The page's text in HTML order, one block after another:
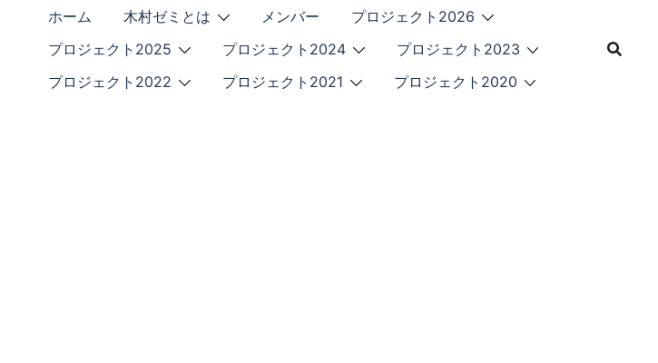
ホーム 木村ゼミとは メンバー
プロジェクト2026
プロジェクト2025
プロジェクト2024
プロジェクト2023
プロジェクト2022
プロジェクト2021 プロジェクト2020